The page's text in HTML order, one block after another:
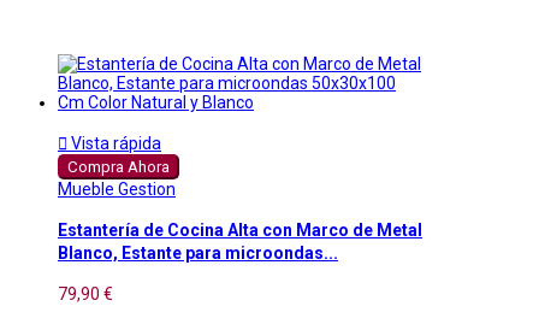
 Vista rápida
Compra Ahora
Mueble Gestion
Estantería de Cocina Alta con Marco de Metal
Blanco, Estante para microondas...
79,90 €